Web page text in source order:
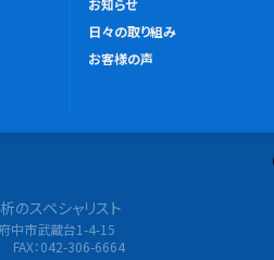
情
報
日々の取り組み
お客様の声
のスペシャリスト
中市武蔵台1-4-15
FAX：042-306-6664